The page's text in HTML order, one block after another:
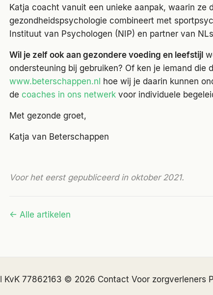
Katja coacht vanuit een unieke aanpak, waarin ze
gezondheidspsychologie combineert met
Instituut van Psychologen (NIP) en partner van
Wil je zelf ook aan gezondere voeding en leefstijl
ondersteuning bij gebruiken? Of ken je iemand die
www.beterschappen.nl hoe wij je daarin kunnen
de coaches in ons netwerk voor individuele
Met gezonde groet,
Katja van Beterschappen
Voor het eerst gepubliceerd in oktober 2021.
← Alle artikelen
KvK 77862163 © 2026 Contact Voor zorgverleners